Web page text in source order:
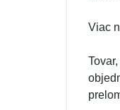
Viac